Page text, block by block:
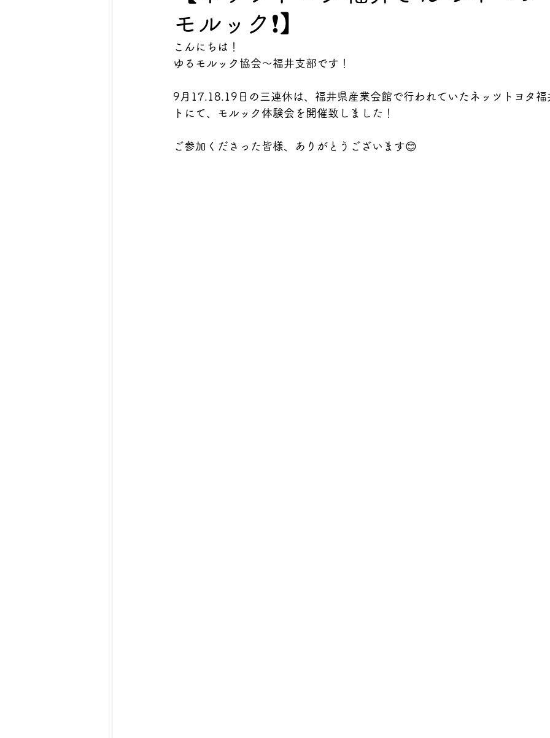
大会エントリー
モルック❗️】
こんにちは！
ゆるモルック協会〜福井支部です！
9月17.18.19日の三連休は、福井県産業会館で行われていたネッツトヨタ福
トにて、モルック体験会を開催致しました！
ご参加くださった皆様、ありがとうございます😊